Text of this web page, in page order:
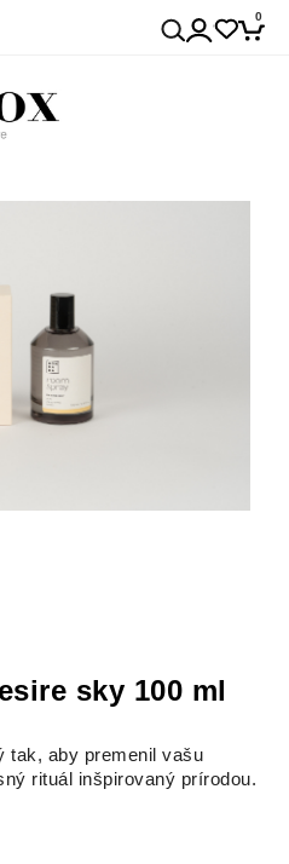
0
sky 100 ml
tak, aby premenil vašu
rituál inšpirovaný prírodou.